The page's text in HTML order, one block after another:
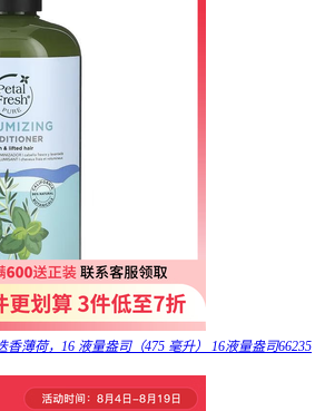
香薄荷，16 液量盎司（475 毫升） 16液量盎司66235